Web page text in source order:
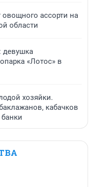
овощного ассорти на
области
девушка
«Лотос» в
хозяйки.
кабачков